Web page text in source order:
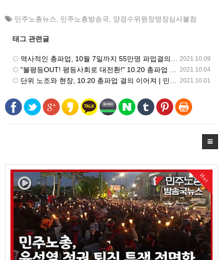
민주노총뉴스 민주노총방송국 양경수위원장영장심사불참
태그 관련글
2021.10.09
역사적인 총파업, 10월 7일까지 55만명 파업결의 | 민주노총 뉴스 | 2021.10.08
2021.10.04
"불평등OUT! 평등사회로 대전환!" 10.20 총파업 결의대회 열려 | 민주노총 뉴스 | 2021.10.01
2021.10.01
단위 노조와 현장, 10.20 총파업 결의 이어져 | 민주노총 뉴스 | 2021.9.17
Hot